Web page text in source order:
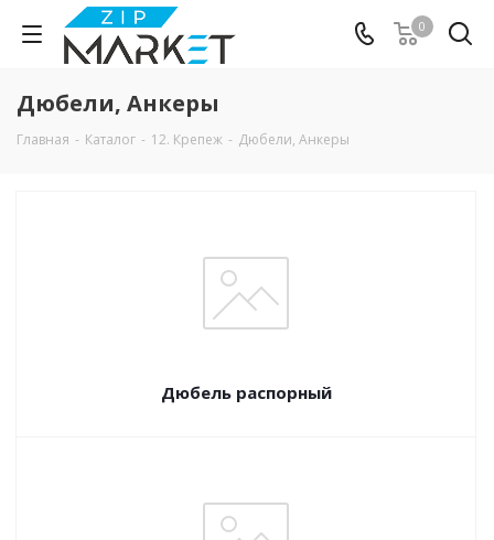
0
Дюбели, Анкеры
Главная - Каталог - 12. Крепеж - Дюбели, Анкеры
Дюбель распорный